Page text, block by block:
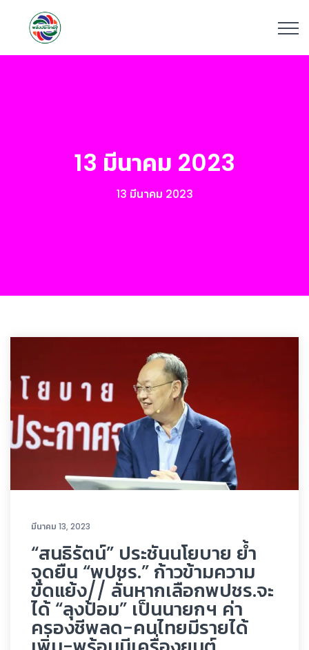
13 มีนาคม 2023
13 มีนาคม 2023
มีนาคม 13, 2023
“สนธิรัตน์” ประชันนโยบาย ย้ำ
จุดยืน “พปชร.” ก้าวข้ามความ
ขัดแย้ง// ลั่นหากเลือกพปชร.จะ
ได้ “ลุงป้อม” เป็นนายกฯ ค่า
ครองชีพลด-คนไทยมีรายได้